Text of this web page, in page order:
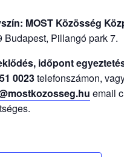
MOST Közösség
Budapest, Pillangó park 7.
időpont
0023telefonszámon,
email